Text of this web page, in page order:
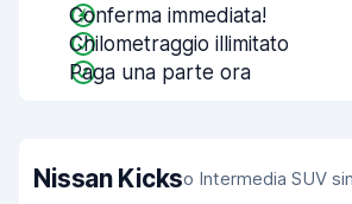
Conferma immediata!
Chilometraggio illimitato
Paga una parte ora
Nissan Kickso Intermedia SUV